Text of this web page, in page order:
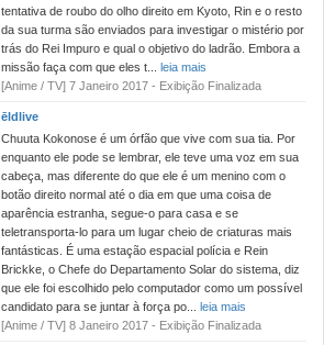
tentativa de roubo do olho direito em Kyoto, Rin e o resto
da sua turma são enviados para investigar o mistério por
trás do Rei Impuro e qual o objetivo do ladrão. Embora a
missão faça com que eles t... leia mais
[Anime / TV] 7 Janeiro 2017 - Exibição Finalizada
ēldlive
Chuuta Kokonose é um órfão que vive com sua tia. Por
enquanto ele pode se lembrar, ele teve uma voz em sua
cabeça, mas diferente do que ele é um menino com o
botão direito normal até o dia em que uma coisa de
aparência estranha, segue-o para casa e se
teletransporta-lo para um lugar cheio de criaturas mais
fantásticas. É uma estação espacial polícia e Rein
Brickke, o Chefe do Departamento Solar do sistema, diz
que ele foi escolhido pelo computador como um possível
candidato para se juntar à força po... leia mais
[Anime / TV] 8 Janeiro 2017 - Exibição Finalizada